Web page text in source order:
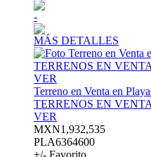
-
MÁS DETALLES
Terreno en Venta en
TERRENOS EN
VER
MXN1,932,535
PLA6364600